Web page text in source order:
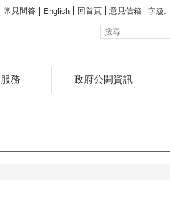
常見問答 English 回首頁 意見信箱
字級:
務 政府公開資訊